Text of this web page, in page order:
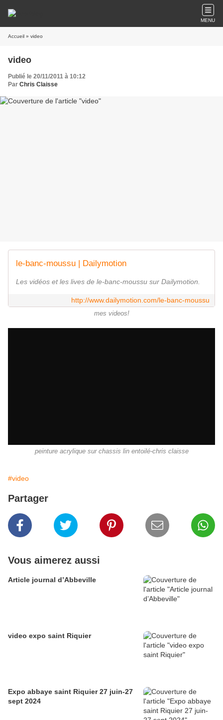
MENU
Accueil » video
video
Publié le 20/11/2011 à 10:12
Par Chris Claisse
le-banc-moussu | Dailymotion
Les vidéos et les lives de le-banc-moussu sur Dailymotion.
http://www.dailymotion.com/le-banc-moussu
mes videos!
peinture acrylique sur chassis lin entoilé-chris claisse
#video
Partager
Vous aimerez aussi
Article journal d’Abbeville
video expo saint Riquier
Expo abbaye saint Riquier 27 juin-27
sept 2024